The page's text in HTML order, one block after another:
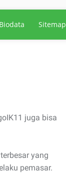
Biodata Sitemap
juga bisa
yang
pemasar.